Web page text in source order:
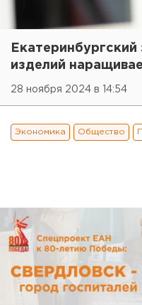
изделий
28 ноября 2024 в 14:54
Экономика Общество